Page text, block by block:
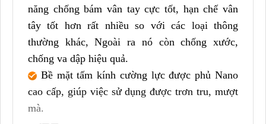
năng chống bám vân tay cực tốt, hạn chế vân
tây tốt hơn rất nhiều so với các loại thông
thường khác, Ngoài ra nó còn chống xước,
chống va dập hiệu quả.
Bề mặt tấm kính cường lực được phủ Nano
cao cấp, giúp việc sử dụng được trơn tru, mượt
mà.